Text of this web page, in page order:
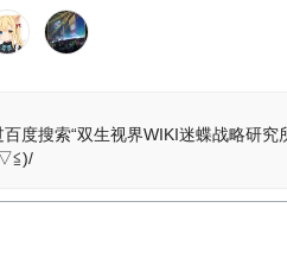
度搜索“双生视界WIKI迷蝶战略研